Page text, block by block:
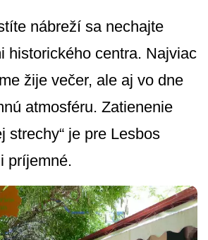
nábreží sa nechajte
historického centra. Najviac
žije večer, ale aj vo dne
atmosféru. Zatienenie
strechy“ je pre Lesbos
príjemné.